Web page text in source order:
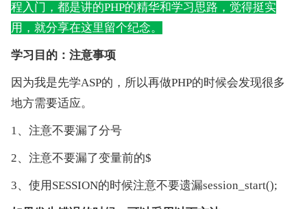
程入门，都是讲的PHP的精华和学习思路，觉得挺实
用，就分享在这里留个纪念。
学习目的：注意事项
因为我是先学ASP的，所以再做PHP的时候会发现很多
地方需要适应。
1、注意不要漏了分号
2、注意不要漏了变量前的$
3、使用SESSION的时候注意不要遗漏session_start();